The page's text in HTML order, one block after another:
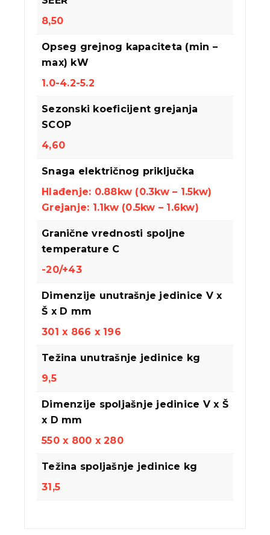
8,50
Opseg grejnog kapaciteta (min –
max) kW
1.0-4.2-5.2
Sezonski koeficijent grejanja
SCOP
4,60
Snaga električnog priključka
Hlađenje: 0.88kw (0.3kw – 1.5kw)
Grejanje: 1.1kw (0.5kw – 1.6kw)
Granične vrednosti spoljne
temperature C
-20/+43
Dimenzije unutrašnje jedinice V x
Š x D mm
301 x 866 x 196
Težina unutrašnje jedinice kg
9,5
Dimenzije spoljašnje jedinice V x Š
x D mm
550 x 800 x 280
Težina spoljašnje jedinice kg
31,5